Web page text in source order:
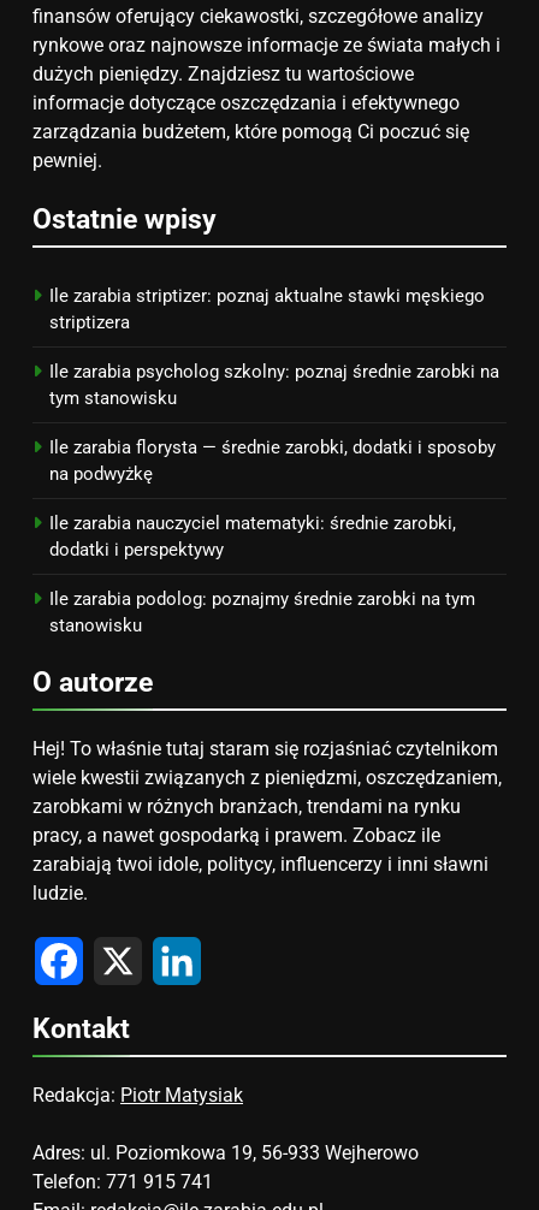
6
Akcje charytatywne w szkole:
pomysły i przykłady, które
zainspirują
ZAROBKI
Jak przygotować się finansowo
kosztuje i jak zaplanować
PORADY
PRACA
finansów oferujący ciekawostki, szczegółowe analizy
rynkowe oraz najnowsze informacje ze świata małych i
dużych pieniędzy. Znajdziesz tu wartościowe
informacje dotyczące oszczędzania i efektywnego
zarządzania budżetem, które pomogą Ci poczuć się
pewniej.
Ostatnie wpisy
Ile zarabia striptizer: poznaj aktualne stawki męskiego
striptizera
Ile zarabia psycholog szkolny: poznaj średnie zarobki na
tym stanowisku
Ile zarabia florysta — średnie zarobki, dodatki i sposoby
na podwyżkę
Ile zarabia nauczyciel matematyki: średnie zarobki,
dodatki i perspektywy
Ile zarabia podolog: poznajmy średnie zarobki na tym
stanowisku
O autorze
Hej! To właśnie tutaj staram się rozjaśniać czytelnikom
wiele kwestii związanych z pieniędzmi, oszczędzaniem,
zarobkami w różnych branżach, trendami na rynku
pracy, a nawet gospodarką i prawem. Zobacz ile
zarabiają twoi idole, politycy, influencerzy i inni sławni
ludzie.
Facebook
X
Kontakt
Redakcja: Piotr Matysiak
Adres: ul. Poziomkowa 19, 56-933 Wejherowo
Telefon: 771 915 741